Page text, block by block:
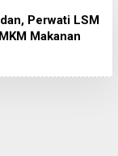
Perwati LSM
Makanan